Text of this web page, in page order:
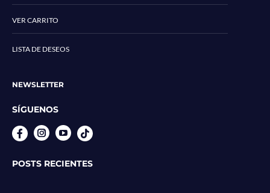
VER CARRITO
LISTA DE DESEOS
NEWSLETTER
SÍGUENOS
InstagramYouTube
POSTS RECIENTES